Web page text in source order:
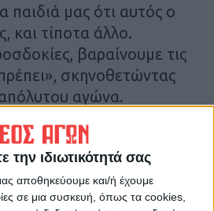
την ιδιωτικότητά σας
αποθηκεύουμε και/ή έχουμε
σε μια συσκευή, όπως τα cookies,
παιδιά μας ότι αυτός ο
και τίποτα άλλο.
βαραίνουμε τις
σκηνοθετώντας
αγώνα.
μεγαλώνουμε,
ακολουθήσει κανείς
είτε τη γνώση μιας
ελάχιστη διαφορά. Η